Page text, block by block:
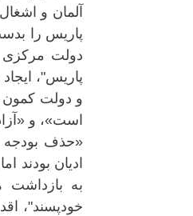
آلمان و
دولت مرکزی
پاریس"،
است»، و
«حذف بودجه
ادیان بودند
به